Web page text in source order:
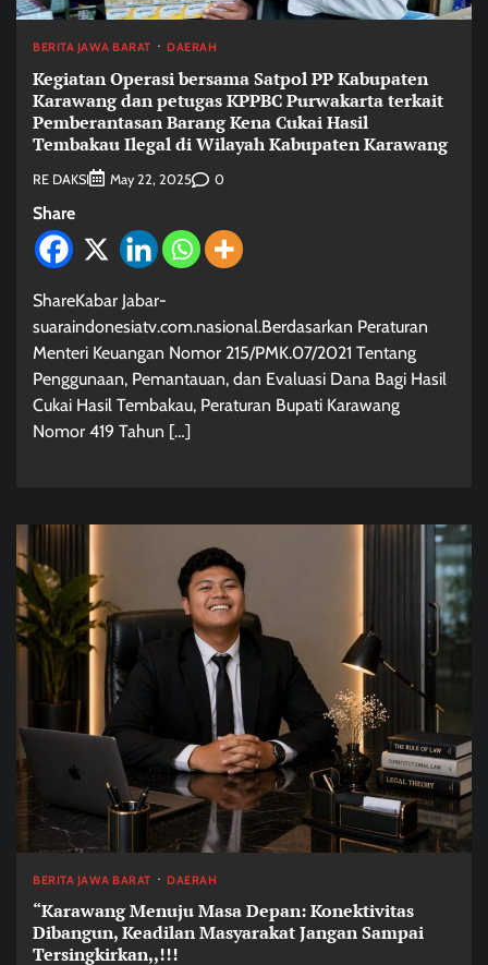
BERITA JAWA BARAT DAERAH
Kegiatan Operasi bersama Satpol PP Kabupaten
Karawang dan petugas KPPBC Purwakarta terkait
Pemberantasan Barang Kena Cukai Hasil
Tembakau Ilegal di Wilayah Kabupaten Karawang
RE DAKSI May 22, 2025 0
Share
ShareKabar Jabar-
suaraindonesiatv.com.nasional.Berdasarkan Peraturan
Menteri Keuangan Nomor 215/PMK.07/2021 Tentang
Penggunaan, Pemantauan, dan Evaluasi Dana Bagi Hasil
Cukai Hasil Tembakau, Peraturan Bupati Karawang
Nomor 419 Tahun […]
BERITA JAWA BARAT DAERAH
“Karawang Menuju Masa Depan: Konektivitas
Dibangun, Keadilan Masyarakat Jangan Sampai
Tersingkirkan,,!!!